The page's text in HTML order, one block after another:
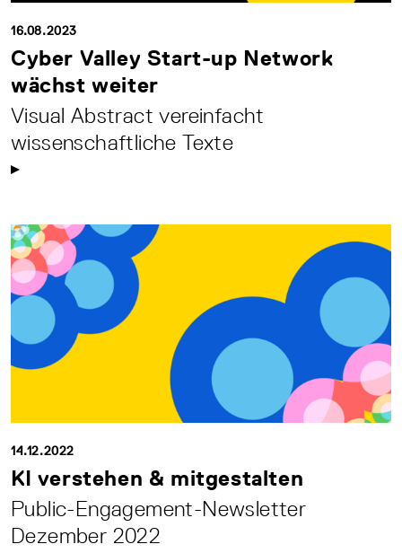
16.08.2023
Cyber Valley Start-up Network
wächst weiter
Visual Abstract vereinfacht
wissenschaftliche Texte
14.12.2022
KI verstehen & mitgestalten
Public-Engagement-Newsletter
Dezember 2022